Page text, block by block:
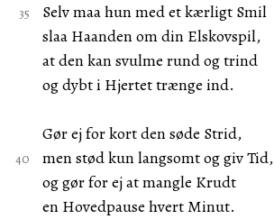
Selv maa hun med et kærligt Smil
slaa Haanden om din Elskovspil,
at den kan svulme rund og trind
og dybt i Hjertet trænge ind.
Gør ej for kort den søde Strid,
men stød kun langsomt og giv Tid,
og gør for ej at mangle Krudt
en Hovedpause hvert Minut.